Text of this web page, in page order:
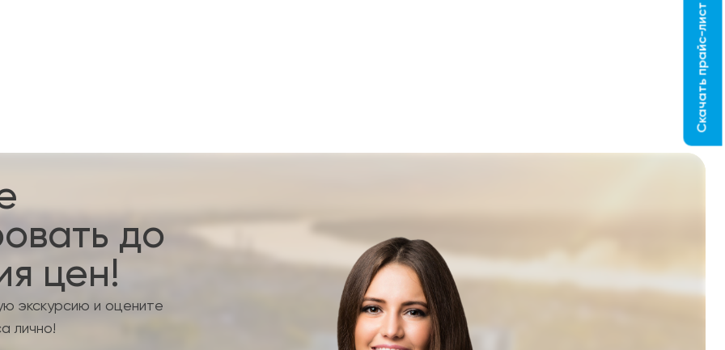
до
цен!
экскурсию и оцените
лично!
Скачать прайс-лист